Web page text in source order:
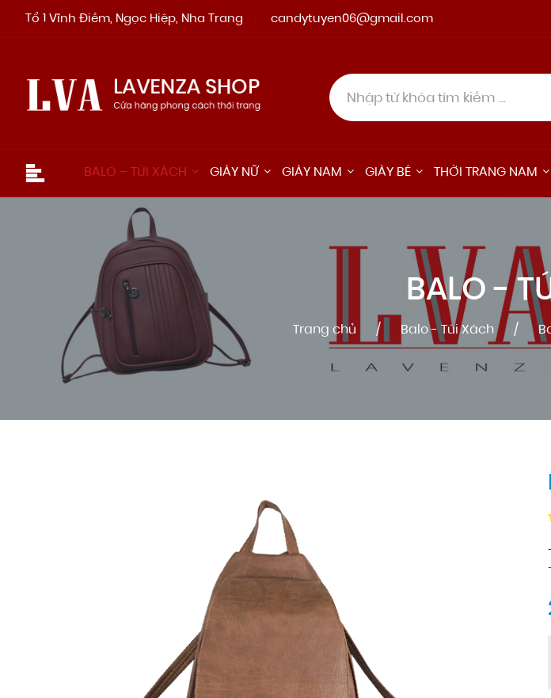
Tổ 1 Vĩnh Điềm, Ngọc Hiệp, Nha Trang candytuyen06@gmail.com
BALO – TÚI XÁCH GIÀY NỮ GIÀY NAM GIÀY BÉ THỜI TRANG NAM
BALO -
Trang chủ Balo - Túi Xách